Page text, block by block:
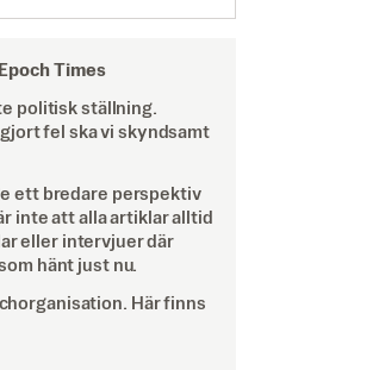
Times
politisk ställning.
fel ska vi skyndsamt
ett bredare perspektiv
inte att alla artiklar alltid
eller intervjuer där
hänt just nu.
Här finns